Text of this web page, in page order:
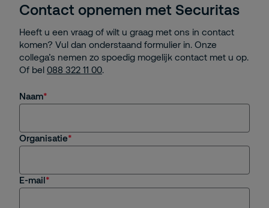
Contact opnemen met Securitas
Heeft u een vraag of wilt u graag met ons in contact
komen? Vul dan onderstaand formulier in. Onze
collega’s nemen zo spoedig mogelijk contact met u op.
Of bel 088 322 11 00.
Naam
Organisatie
E-mail